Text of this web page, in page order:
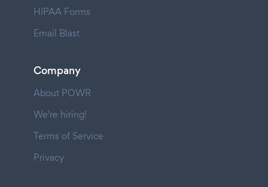
HIPAA Forms
Email Blast
Company
About POWR
We're hiring!
Terms of Service
Privacy